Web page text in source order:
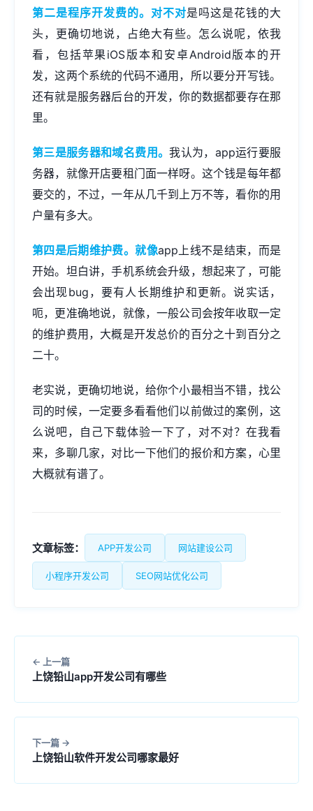
第二是程序开发费的。对不对是吗这是花钱的大
头，更确切地说，占绝大有些。怎么说呢，依我
看，包括苹果iOS版本和安卓Android版本的开
发，这两个系统的代码不通用，所以要分开写钱。
还有就是服务器后台的开发，你的数据都要存在那
里。
第三是服务器和域名费用。我认为，app运行要服
务器，就像开店要租门面一样呀。这个钱是每年都
要交的，不过，一年从几千到上万不等，看你的用
户量有多大。
第四是后期维护费。就像app上线不是结束，而是
开始。坦白讲，手机系统会升级，想起来了，可能
会出现bug，要有人长期维护和更新。说实话，
呃，更准确地说，就像，一般公司会按年收取一定
的维护费用，大概是开发总价的百分之十到百分之
二十。
老实说，更确切地说，给你个小最相当不错，找公
司的时候，一定要多看看他们以前做过的案例，这
么说吧，自己下载体验一下了，对不对？在我看
来，多聊几家，对比一下他们的报价和方案，心里
大概就有谱了。
文章标签： APP开发公司 网站建设公司
小程序开发公司 SEO网站优化公司
上一篇
上饶铅山app开发公司有哪些
下一篇
上饶铅山软件开发公司哪家最好